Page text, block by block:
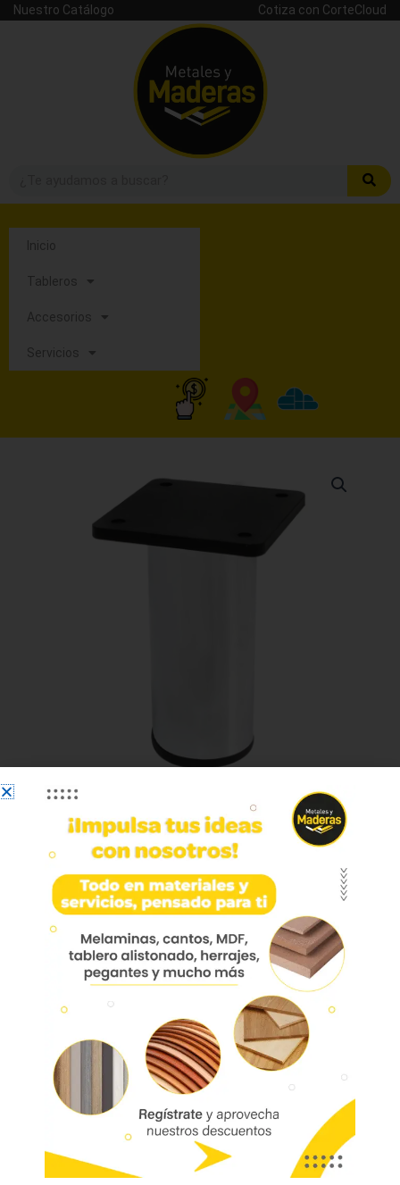
Nuestro Catálogo Cotiza con CorteCloud
Inicio
Tableros
Accesorios
Servicios
Pata 798 Acero Cromado
8cm Ø42mm Con Nivelador
Superior
Pata 798 Acero Cromado 8cm Ø42mm Con
Nivelador Superior Hpa798-08
Aplicación: Escritorios, comedor, centros de
entretenimiento, cocina, mueble de baño, oficina
Marca:
Mobile
Código:
06071
Referencia:
Las imágenes mostradas son de referencia y los colores podrían variar
en físico. Los costos de envío son variables y serán asumidos por el